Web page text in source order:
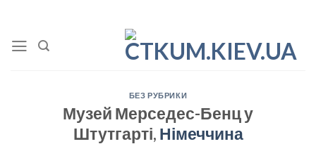
content
БЕЗ РУБРИКИ
Музей Мерседес-Бенц у
Штутгарті, Німеччина